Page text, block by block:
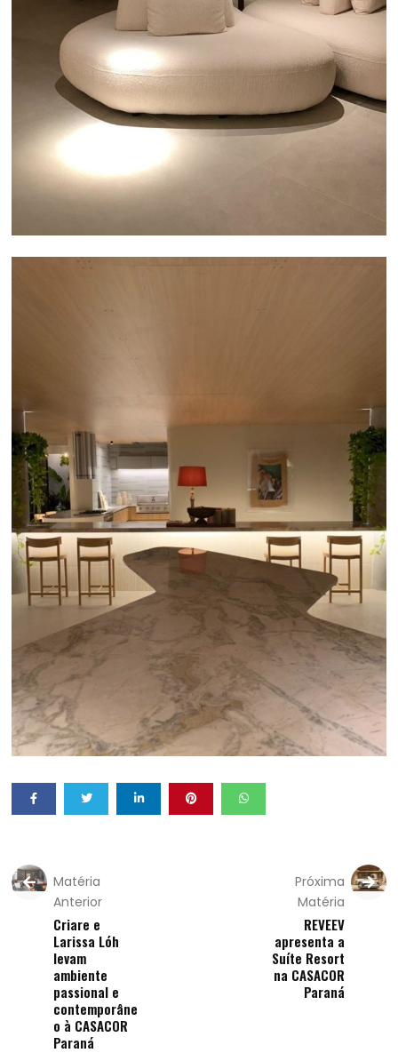
Matéria
Anterior
Criare e
Larissa Lóh
levam
ambiente
passional e
contemporâne
o à CASACOR
Paraná
Próxima
Matéria
REVEEV
apresenta a
Suíte Resort
na CASACOR
Paraná